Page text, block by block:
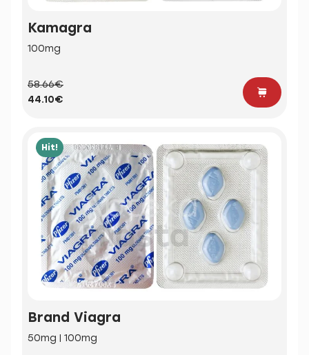
Kamagra
100mg
58.66€
44.10€
Hit!
Brand Viagra
50mg | 100mg